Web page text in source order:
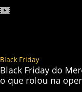
Black Friday
Black Friday do
o que rolou na